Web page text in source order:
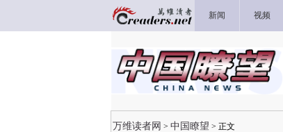
新闻 视频
万维读者网 > 中国瞭望 > 正文